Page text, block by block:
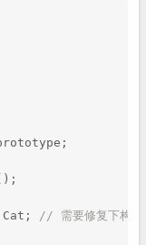
// 需要修复下构造